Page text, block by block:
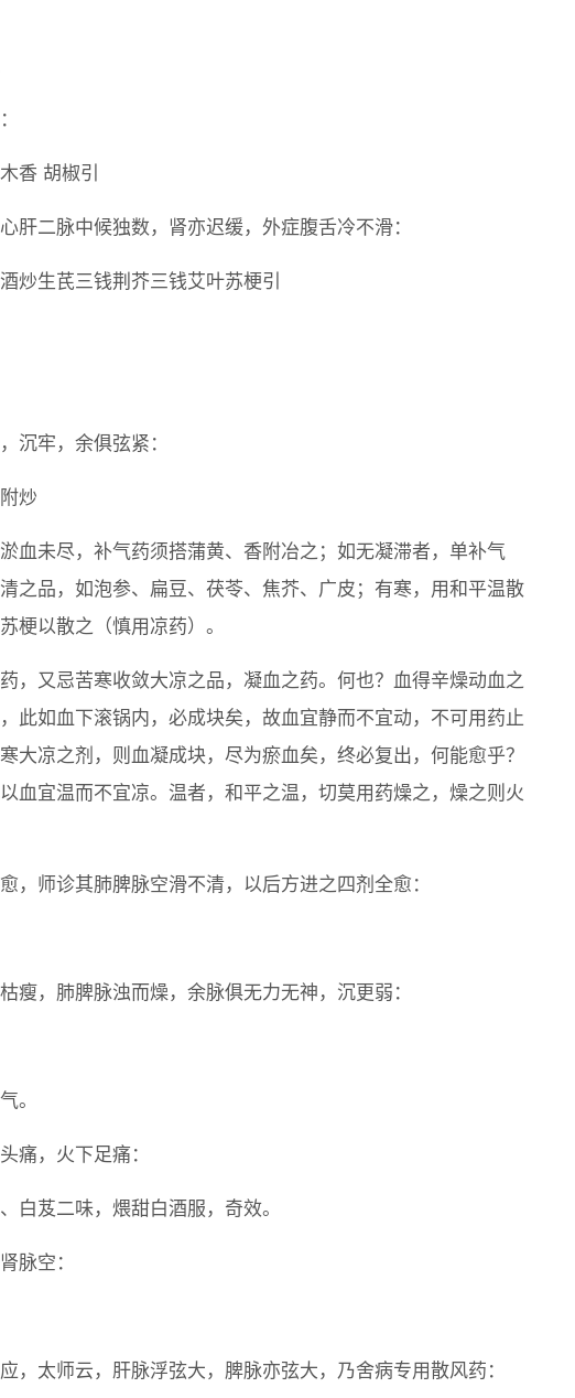
香 胡椒引
肝二脉中候独数，肾亦迟缓，外症腹舌冷不滑：
炒生芪三钱荆芥三钱艾叶苏梗引
沉牢，余俱弦紧：
炒
血未尽，补气药须搭蒲黄、香附冶之；如无凝滞者，单补气
之品，如泡参、扁豆、茯苓、焦芥、广皮；有寒，用和平温散
梗以散之（慎用凉药）。
，又忌苦寒收敛大凉之品，凝血之药。何也？血得辛燥动血之
此如血下滚锅内，必成块矣，故血宜静而不宜动，不可用药止
大凉之剂，则血凝成块，尽为瘀血矣，终必复出，何能愈乎？
血宜温而不宜凉。温者，和平之温，切莫用药燥之，燥之则火
，师诊其肺脾脉空滑不清，以后方进之四剂全愈：
瘦，肺脾脉浊而燥，余脉俱无力无神，沉更弱：
。
痛，火下足痛：
白芨二味，煨甜白酒服，奇效。
脉空：
，太师云，肝脉浮弦大，脾脉亦弦大，乃舍病专用散风药：